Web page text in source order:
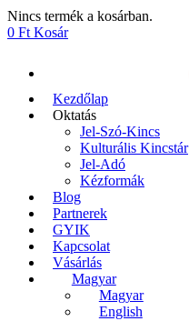
Nincs termék a kosárban.
0 Ft Kosár
Kezdőlap
Oktatás
Jel-Szó-Kincs
Kulturális Kincstár
Jel-Adó
Kézformák
Blog
Partnerek
GYIK
Kapcsolat
Vásárlás
Magyar
Magyar
English